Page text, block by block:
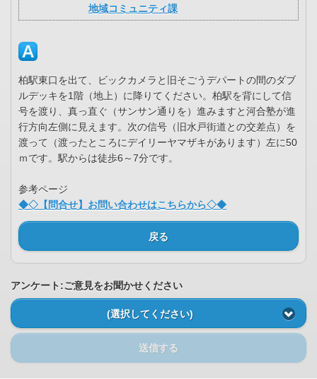
地域コミュニティ課
柏駅東口を出て、ビックカメラと旧そごうデパートの間のダブ
ルデッキを1階（地上）に降りてください。柏駅を背にして信
号を渡り、真っ直ぐ（サンサン通りを）進みますと河合塾が進
行方向左側に見えます。次の信号（旧水戸街道との交差点）を
渡って（渡ったところにデイリーヤマザキがあります）左に50
ｍです。駅からは徒歩6～7分です。
参考ページ
◆◇【問合せ】お問い合わせはこちらから◇◆
戻る
アンケート:ご意見をお聞かせください
(選択してください)
送信する